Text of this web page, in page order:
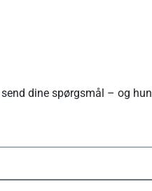
dine spørgsmål – og